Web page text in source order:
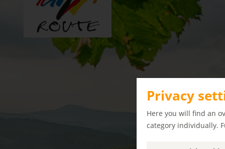
Privacy
Here you will find an
category individually.